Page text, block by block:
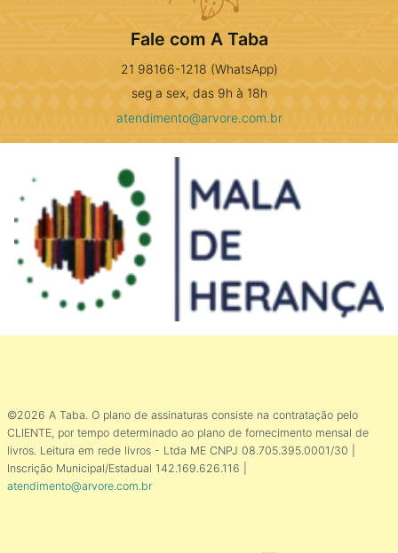
Fale com A Taba
21 98166-1218 (WhatsApp)
seg a sex, das 9h à 18h
atendimento@arvore.com.br
©2026 A Taba. O plano de assinaturas consiste na contratação pelo
CLIENTE, por tempo determinado ao plano de fornecimento mensal de
livros. Leitura em rede livros - Ltda ME CNPJ 08.705.395.0001/30 |
Inscrição Municipal/Estadual 142.169.626.116 |
atendimento@arvore.com.br